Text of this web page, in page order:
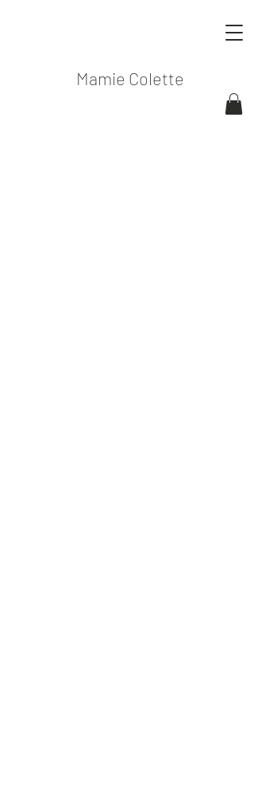
Mamie Colette